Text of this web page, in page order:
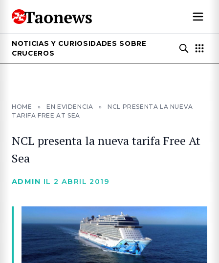
NOTICIAS Y CURIOSIDADES SOBRE
CRUCEROS
HOME » EN EVIDENCIA »
NCL PRESENTA LA NUEVA
TARIFA FREE AT SEA
NCL presenta la nueva tarifa Free At
Sea
ADMIN IL 2 ABRIL 2019